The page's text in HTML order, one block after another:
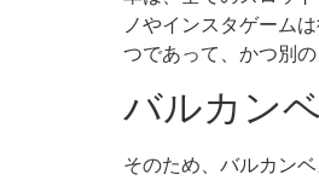
ノやインスタゲーム
つであって、かつ別の
バルカン
そのため、バルカン